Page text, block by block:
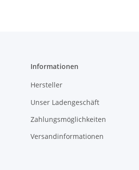
Informationen
Hersteller
Unser Ladengeschäft
Zahlungsmöglichkeiten
Versandinformationen